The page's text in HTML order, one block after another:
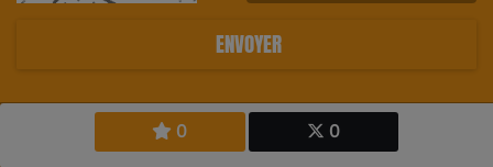
0 0
ENVOYER
Copyright © 2026 23.6 Radio Tahiti - All Rights Reserved.